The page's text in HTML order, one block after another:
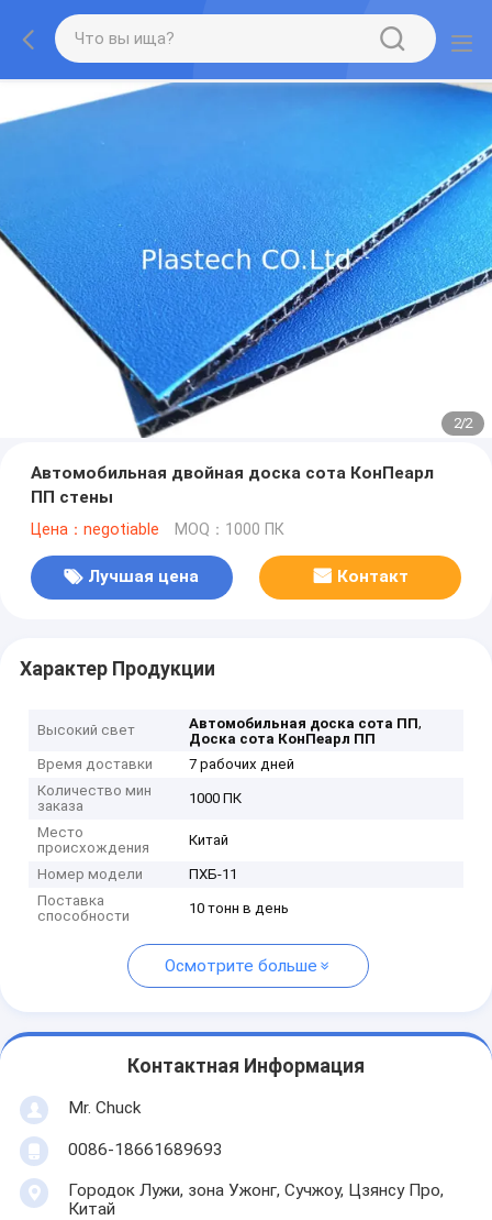
2/2
Автомобильная двойная доска сота КонПеарл
ПП стены
Цена：negotiable MOQ：1000 ПК
Лучшая цена Контакт
Характер Продукции
Высокий свет Автомобильная доска сота ПП,
Доска сота КонПеарл ПП
Время доставки
7 рабочих дней
Количество мин
заказа
1000 ПК
Место
происхождения
Китай
Номер модели
ПХБ-11
Поставка
способности
10 тонн в день
Осмотрите больше
Контактная Информация
Mr. Chuck
0086-18661689693
Городок Лужи, зона Ужонг, Сучжоу, Цзянсу Про,
Китай